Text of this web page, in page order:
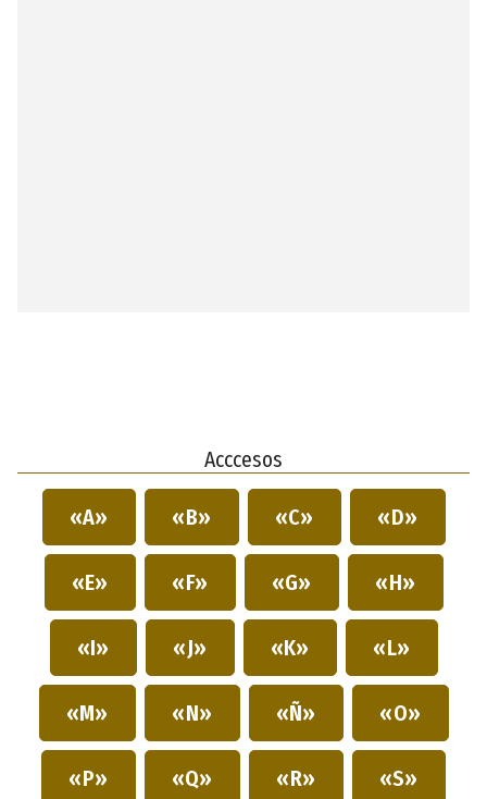
Acccesos
«A» «B» «C» «D»
«E» «F» «G» «H»
«I» «J» «K» «L»
«M» «N» «Ñ» «O»
«P» «Q» «R» «S»